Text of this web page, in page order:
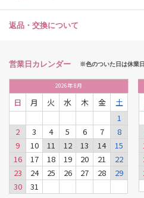
返品・交換について
営業日カレンダー ※色のついた日は休業日
2026年8月
日 月 火 水 木 金
土
1
2
3 4 5 6 7
8
9
10 11 12 13 14
15
16
17 18 19 20 21
22
23
24 25 26 27 28
29
30
31